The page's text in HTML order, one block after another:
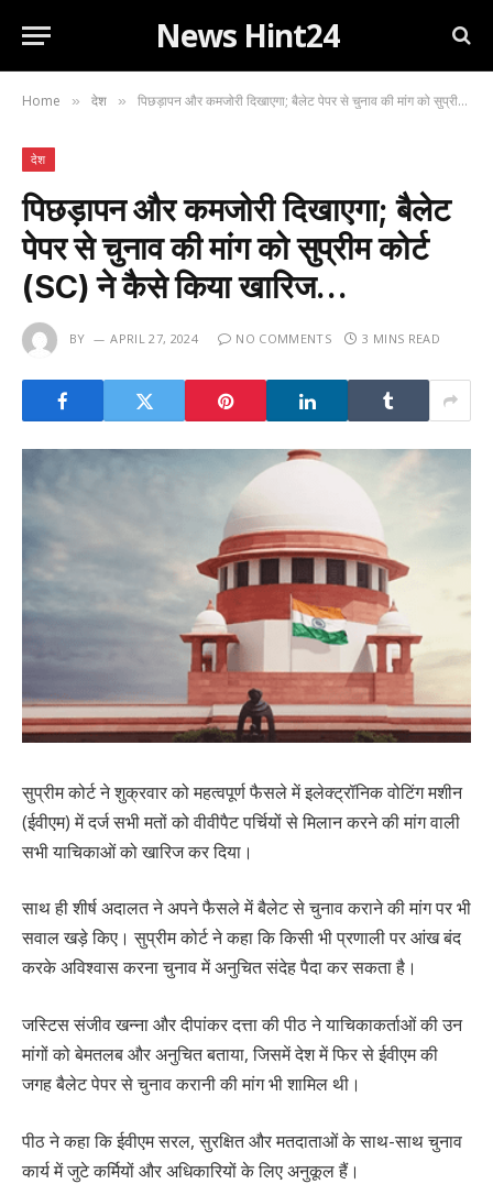
News Hint24
Home » देश » पिछड़ापन और कमजोरी दिखाएगा; बैलेट पेपर से चुनाव की मांग को सुप्रीम कोर्ट (SC) ने कैसे किया खारिज…
देश
पिछड़ापन और कमजोरी दिखाएगा; बैलेट
पेपर से चुनाव की मांग को सुप्रीम कोर्ट
(SC) ने कैसे किया खारिज…
BY APRIL 27, 2024 NO COMMENTS 3 MINS READ
सुप्रीम कोर्ट ने शुक्रवार को महत्वपूर्ण फैसले में इलेक्ट्रॉनिक वोटिंग मशीन
(ईवीएम) में दर्ज सभी मतों को वीवीपैट पर्चियों से मिलान करने की मांग वाली
सभी याचिकाओं को खारिज कर दिया।
साथ ही शीर्ष अदालत ने अपने फैसले में बैलेट से चुनाव कराने की मांग पर भी
सवाल खड़े किए। सुप्रीम कोर्ट ने कहा कि किसी भी प्रणाली पर आंख बंद
करके अविश्वास करना चुनाव में अनुचित संदेह पैदा कर सकता है।
जस्टिस संजीव खन्ना और दीपांकर दत्ता की पीठ ने याचिकाकर्ताओं की उन
मांगों को बेमतलब और अनुचित बताया, जिसमें देश में फिर से ईवीएम की
जगह बैलेट पेपर से चुनाव करानी की मांग भी शामिल थी।
पीठ ने कहा कि ईवीएम सरल, सुरक्षित और मतदाताओं के साथ-साथ चुनाव
कार्य में जुटे कर्मियों और अधिकारियों के लिए अनुकूल हैं।